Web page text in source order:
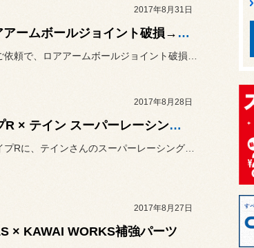
2017年8月31日
C25セレナロアアームボールジョイント破損→走行不能
2017年8月28日
シビックタイプR × テイン スーパーレーシングダンパー
2017年8月27日
× KAWAI WORKS補強パーツ